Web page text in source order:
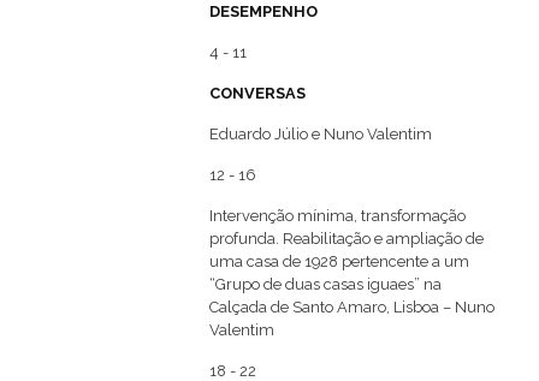
DESEMPENHO
4 - 11
CONVERSAS
Eduardo Júlio e Nuno Valentim
12 - 16
Intervenção mínima, transformação
profunda. Reabilitação e ampliação de
uma casa de 1928 pertencente a um
“Grupo de duas casas iguaes” na
Calçada de Santo Amaro, Lisboa – Nuno
Valentim
18 - 22